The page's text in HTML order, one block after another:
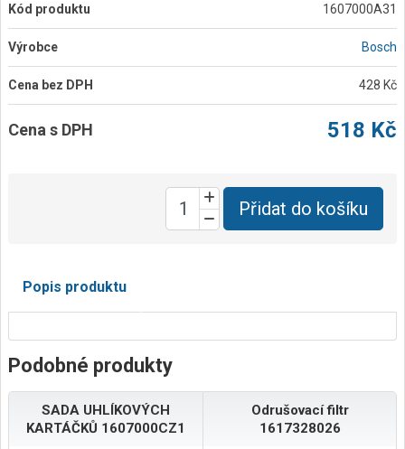
Kód produktu 1607000A31
Výrobce Bosch
Cena bez DPH 428 Kč
Cena s DPH 518 Kč
Přidat do košíku
Popis produktu
Podobné produkty
SADA UHLÍKOVÝCH
KARTÁČKŮ 1607000CZ1
Odrušovací filtr
1617328026